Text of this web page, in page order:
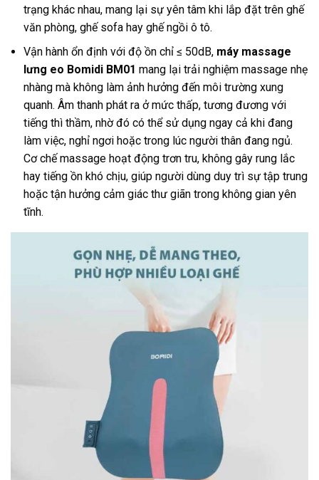
trạng khác nhau, mang lại sự yên tâm khi lắp đặt trên ghế
văn phòng, ghế sofa hay ghế ngồi ô tô.
Vận hành ổn định với độ ồn chỉ ≤ 50dB, máy massage
lưng eo Bomidi BM01 mang lại trải nghiệm massage nhẹ
nhàng mà không làm ảnh hưởng đến môi trường xung
quanh. Âm thanh phát ra ở mức thấp, tương đương với
tiếng thì thầm, nhờ đó có thể sử dụng ngay cả khi đang
làm việc, nghỉ ngơi hoặc trong lúc người thân đang ngủ.
Cơ chế massage hoạt động trơn tru, không gây rung lắc
hay tiếng ồn khó chịu, giúp người dùng duy trì sự tập trung
hoặc tận hưởng cảm giác thư giãn trong không gian yên
tĩnh.